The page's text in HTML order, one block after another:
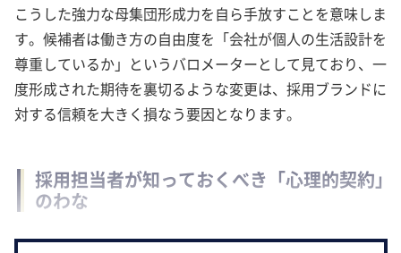
こうした強力な母集団形成力を自ら手放すことを意味しま
す。候補者は働き方の自由度を「会社が個人の生活設計を
尊重しているか」というバロメーターとして見ており、一
度形成された期待を裏切るような変更は、採用ブランドに
対する信頼を大きく損なう要因となります。
採用担当者が知っておくべき「心理的契約」
のわな